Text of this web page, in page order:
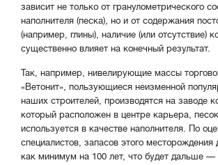
зависит не только от гранулометрического
наполнителя (песка), но и от содержания
(например, глины), наличие (или отсутствие)
существенно влияет на конечный результат.
Так, например, нивелирующие массы
«Ветонит», пользующиеся неизменной
наших строителей, производятся на заводе
который расположен в центре карьера,
используется в качестве наполнителя. По
специалистов, запасов этого месторождения
как минимум на 100 лет, что будет дальше